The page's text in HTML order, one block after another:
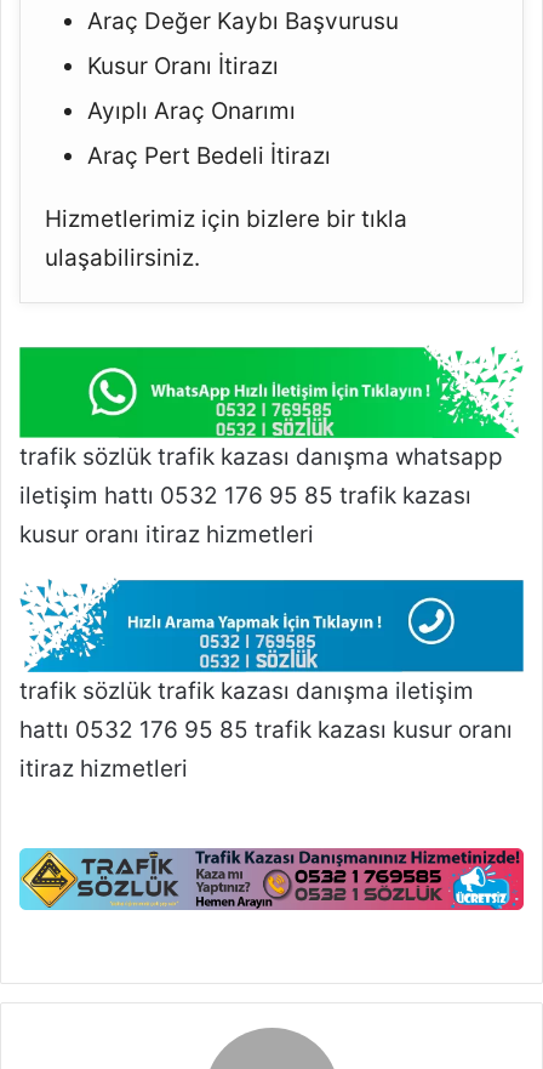
Araç Değer Kaybı Başvurusu
Kusur Oranı İtirazı
Ayıplı Araç Onarımı
Araç Pert Bedeli İtirazı
Hizmetlerimiz için bizlere bir tıkla
ulaşabilirsiniz.
trafik sözlük trafik kazası danışma whatsapp
iletişim hattı 0532 176 95 85 trafik kazası
kusur oranı itiraz hizmetleri
trafik sözlük trafik kazası danışma iletişim
hattı 0532 176 95 85 trafik kazası kusur oranı
itiraz hizmetleri